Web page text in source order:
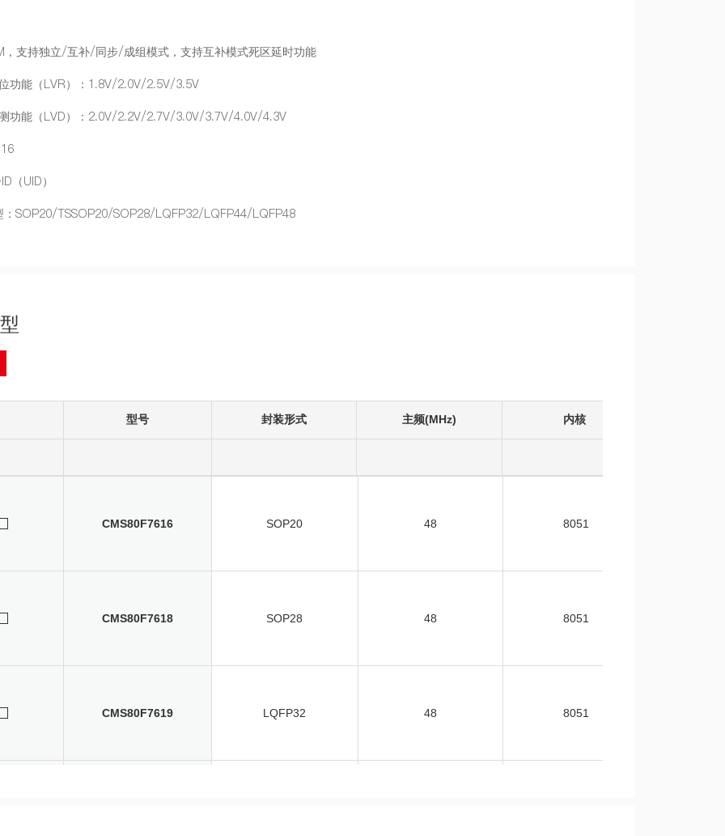
，支持独立/互补/同步/成组模式，支持互补模式死区延时功能
位功能（LVR）：1.8V/2.0V/2.5V/3.5V
功能（LVD）：2.0V/2.2V/2.7V/3.0V/3.7V/4.0V/4.3V
（UID）
SOP20/TSSOP20/SOP28/LQFP32/LQFP44/LQFP48
型号 封装形式 主频(MHz) 内核
CMS80F7616 SOP20 48 8051
CMS80F7618 SOP28 48 8051
CMS80F7619 LQFP32 48 8051